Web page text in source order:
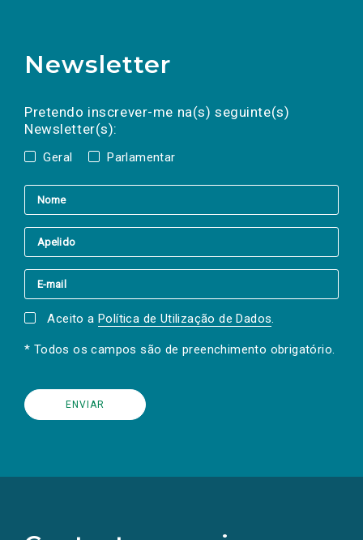
Newsletter
Pretendo inscrever-me na(s) seguinte(s)
Newsletter(s):
Geral Parlamentar
a(s) newsletter(s).
mail
Aceito a Política de Utilização de Dados.
* Todos os campos são de preenchimento obrigatório.